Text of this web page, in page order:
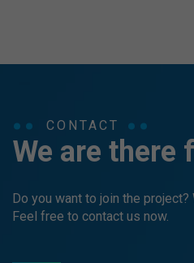
CONTACT
We are there
Do you want to join the
Feel free to contact us now.